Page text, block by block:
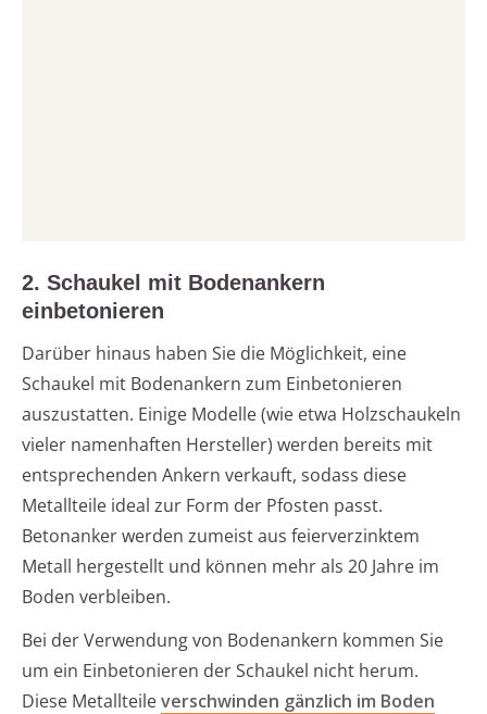
2. Schaukel mit Bodenankern
einbetonieren
Darüber hinaus haben Sie die Möglichkeit, eine
Schaukel mit Bodenankern zum Einbetonieren
auszustatten. Einige Modelle (wie etwa Holzschaukeln
vieler namenhaften Hersteller) werden bereits mit
entsprechenden Ankern verkauft, sodass diese
Metallteile ideal zur Form der Pfosten passt.
Betonanker werden zumeist aus feierverzinktem
Metall hergestellt und können mehr als 20 Jahre im
Boden verbleiben.
Bei der Verwendung von Bodenankern kommen Sie
um ein Einbetonieren der Schaukel nicht herum.
Diese Metallteileverschwinden gänzlich im Boden